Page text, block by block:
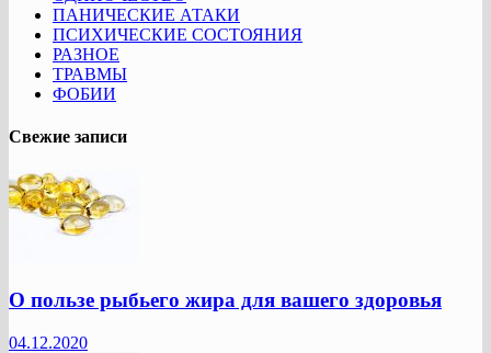
ПАНИЧЕСКИЕ АТАКИ
ПСИХИЧЕСКИЕ СОСТОЯНИЯ
РАЗНОЕ
ТРАВМЫ
ФОБИИ
Свежие записи
О пользе рыбьего жира для вашего здоровья
04.12.2020